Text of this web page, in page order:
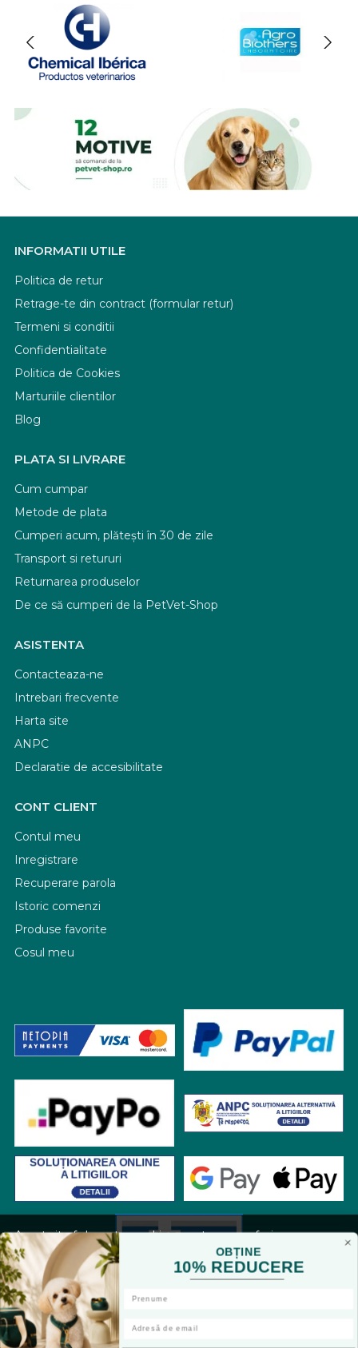
Acest site foloseste cookies pentru a va oferi
functionalitatea dorita. Navigand in continuare, sunteti
de acord cu
Politica de cookiessi cu plasarea de cookies,
cu scopul de a va oferi o experienta imbunatatita.
Accepta toate cookie-urile
INFORMATII UTILE
Politica de retur
Retrage-te din contract (formular retur)
Termeni si conditii
Confidentialitate
Politica de Cookies
Marturiile clientilor
Blog
PLATA SI LIVRARE
Cum cumpar
Metode de plata
Cumperi acum, plătești în 30 de zile
Transport si retururi
Returnarea produselor
De ce să cumperi de la PetVet-Shop
ASISTENTA
Contacteaza-ne
Intrebari frecvente
Harta site
ANPC
Declaratie de accesibilitate
CONT CLIENT
Contul meu
Inregistrare
Recuperare parola
Istoric comenzi
Produse favorite
Cosul meu
RON
OBȚINE
10% REDUCERE